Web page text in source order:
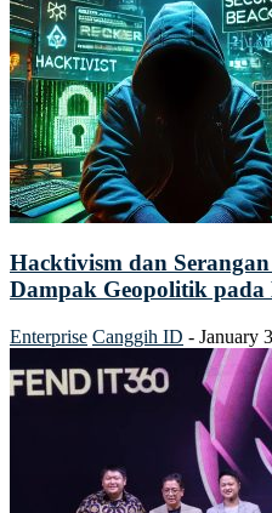
Hacktivism dan
Dampak Geopolitik
Enterprise Canggih ID - January